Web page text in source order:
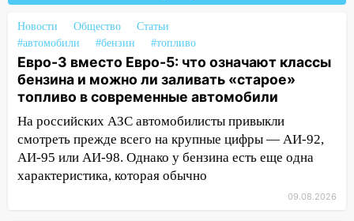
17:15 В Ульяновской области
ремонтируют девять мостов: один уже
готов, ещё два — почти завершены
17:00 «Ульяновскалипсис»: последствия
урагана 8 августа
16:38 Прогноз погоды в Ульяновской
области на 9 августа
16:34 Из-за мощной непогоды в
Ульяновске отменили фестиваль «Наше
Новости Общество
Статьи
#автомобили
#бензин #топливо
Евро-3 вместо Евро-5: что означают классы
бензина и можно ли заливать «старое»
топливо в современные автомобили
На российских АЗС автомобилисты привыкли
смотреть прежде всего на крупные цифры — АИ-92,
АИ-95 или АИ-98. Однако у бензина есть еще одна
характеристика, которая обычно
09.08.2026